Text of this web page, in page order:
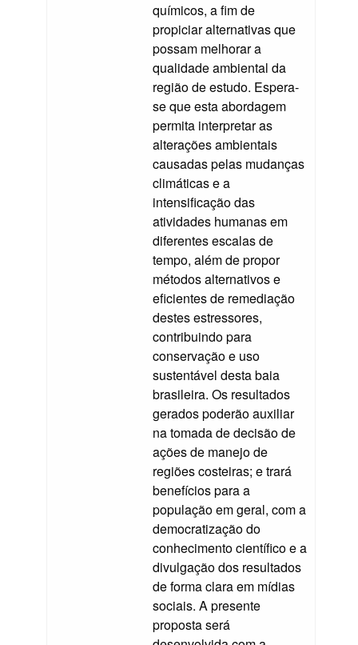
químicos, a fim de
propiciar alternativas que
possam melhorar a
qualidade ambiental da
região de estudo. Espera-
se que esta abordagem
permita interpretar as
alterações ambientais
causadas pelas mudanças
climáticas e a
intensificação das
atividades humanas em
diferentes escalas de
tempo, além de propor
métodos alternativos e
eficientes de remediação
destes estressores,
contribuindo para
conservação e uso
sustentável desta baia
brasileira. Os resultados
gerados poderão auxiliar
na tomada de decisão de
ações de manejo de
regiões costeiras; e trará
benefícios para a
população em geral, com a
democratização do
conhecimento científico e a
divulgação dos resultados
de forma clara em mídias
sociais. A presente
proposta será